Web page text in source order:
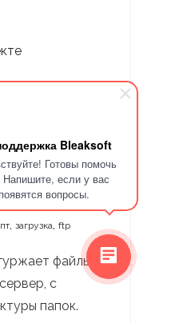
Bleaksoft
Готовы помочь
если у вас
появятся вопросы.
НА FTP
, загрузка, ftp
файлы
с
папок.